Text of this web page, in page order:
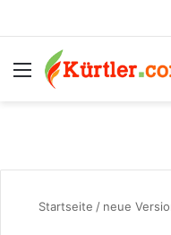
Menü
Startseite / neue